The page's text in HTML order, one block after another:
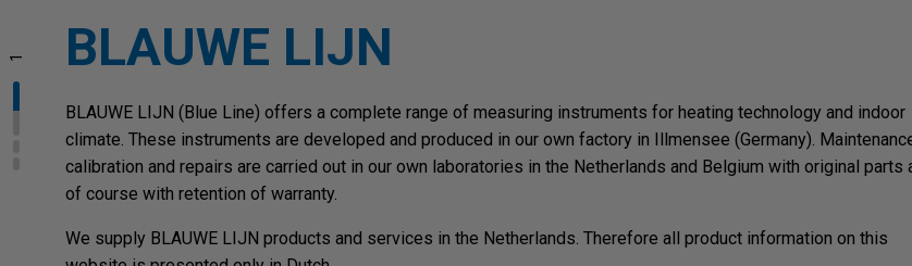
1 3
BLAUWE LIJN
BLAUWE LIJN (Blue Line) offers a complete range of measuring instruments for heating technology and indoor
climate. These instruments are developed and produced in our own factory in Illmensee (Germany).
calibration and repairs are carried out in our own laboratories in the Netherlands and Belgium with original parts
of course with retention of warranty.
We supply BLAUWE LIJN products and services in the Netherlands. Therefore all product information on this